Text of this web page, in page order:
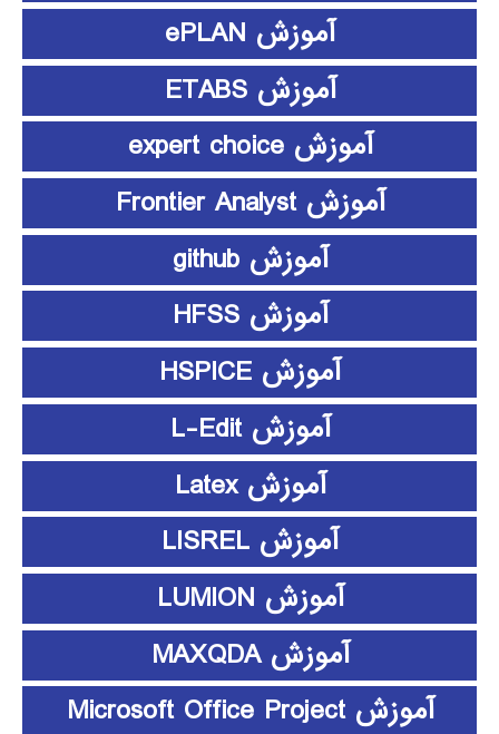
آموزش ePLAN
آموزش ETABS
آموزش expert choice
آموزش Frontier Analyst
آموزش github
آموزش HFSS
آموزش HSPICE
آموزش L-Edit
آموزش Latex
آموزش LISREL
آموزش LUMION
آموزش MAXQDA
آموزش Microsoft Office Project